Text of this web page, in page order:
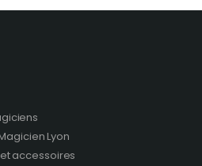
Lyon
accessoires